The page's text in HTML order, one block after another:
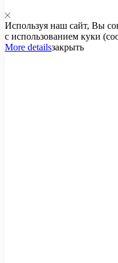
Используя наш сайт, Вы
с использованием куки
More detailsзакрыть